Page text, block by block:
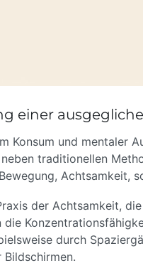
einer
Konsum und mentaler
neben traditionellen
Achtsamkeit,
der Achtsamkeit,
durch